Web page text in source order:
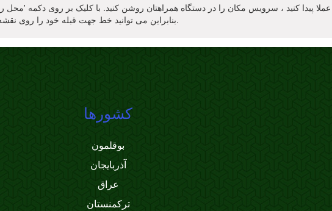
پیدا کنید ، سرویس مکان را در دستگاه همراهتان روشن کنید. با کلیک بر روی دکمه 'محل را
بنابراین می توانید خط جهت قبله خود را روی نقشه ببینید. شما همچنین زاویه قبله برای قطب نما را یاد خواهید گرفت.
کشورها
بوقلمون
آذربایجان
عراق
ترکمنستان